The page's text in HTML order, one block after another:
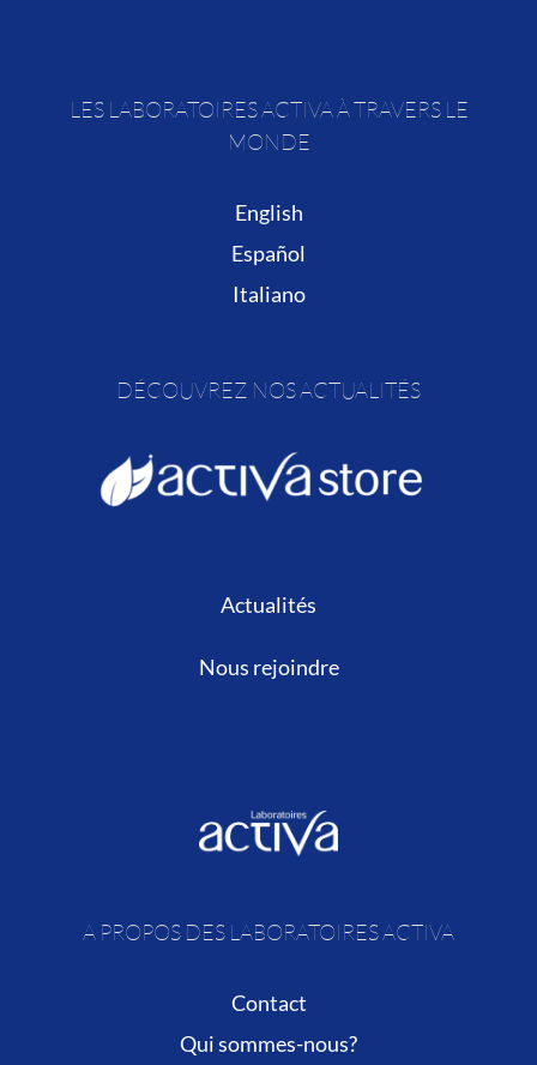
LES LABORATOIRES ACTIVA À TRAVERS LE
MONDE
English
Español
Italiano
DÉCOUVREZ NOS ACTUALITÉS
Actualités
Nous rejoindre
A PROPOS DES LABORATOIRES ACTIVA
Contact
Qui sommes-nous?